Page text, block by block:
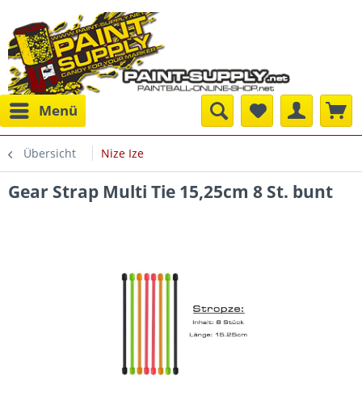
Menü
Übersicht Nize Ize
Gear Strap Multi Tie 15,25cm 8 St. bunt